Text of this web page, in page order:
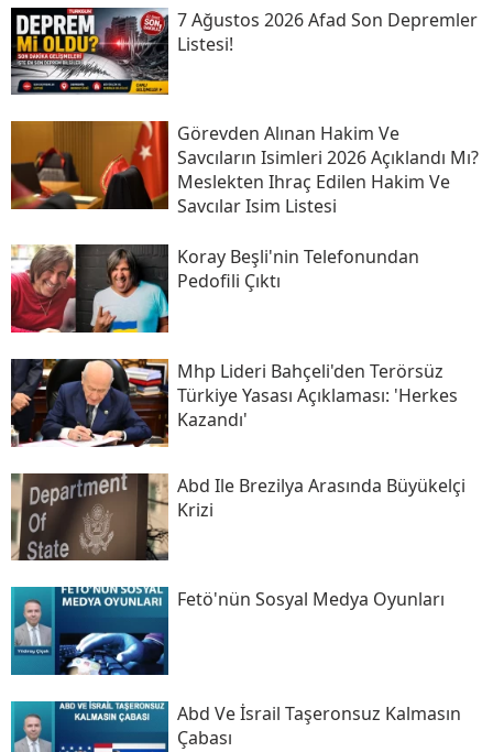
7 Ağustos 2026 Afad Son Depremler
Listesi!
Görevden Alınan Hakim Ve
Savcıların Isimleri 2026 Açıklandı Mı?
Meslekten Ihraç Edilen Hakim Ve
Savcılar Isim Listesi
Koray Beşli'nin Telefonundan
Pedofili Çıktı
Mhp Lideri Bahçeli'den Terörsüz
Türkiye Yasası Açıklaması: 'herkes
Kazandı'
Abd Ile Brezilya Arasında Büyükelçi
Krizi
Fetö'nün Sosyal Medya Oyunları
Abd Ve İsrail Taşeronsuz Kalmasın
Çabası